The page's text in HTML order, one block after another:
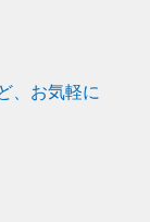
、お気軽に